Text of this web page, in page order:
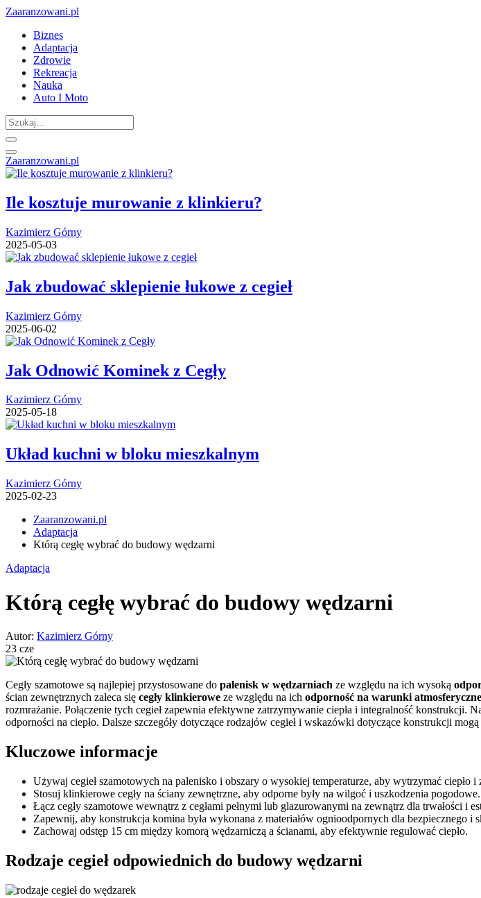
Zaaranzowani.pl
Biznes
Adaptacja
Zdrowie
Rekreacja
Nauka
Auto I Moto
Zaaranzowani.pl
Ile kosztuje murowanie z klinkieru?
Kazimierz Górny
2025-05-03
Jak zbudować sklepienie łukowe z cegieł
Kazimierz Górny
2025-06-02
Jak Odnowić Kominek z Cegły
Kazimierz Górny
2025-05-18
Układ kuchni w bloku mieszkalnym
Kazimierz Górny
2025-02-23
Zaaranzowani.pl
Adaptacja
Którą cegłę wybrać do budowy wędzarni
Adaptacja
Którą cegłę wybrać do budowy wędzarni
Autor: Kazimierz Górny
23 cze
Cegły szamotowe są najlepiej przystosowane do palenisk w wędzarniach ze względu na ich wysoką
ścian zewnętrznych zaleca się cegły klinkierowe ze względu na ich odporność na warunki atmosferyczne
rozmrażanie. Połączenie tych cegieł zapewnia efektywne zatrzymywanie ciepła i integralność
odporności na ciepło. Dalsze szczegóły dotyczące rodzajów cegieł i wskazówki dotyczące konstrukcji
Kluczowe informacje
Używaj cegieł szamotowych na palenisko i obszary o wysokiej temperaturze, aby wytrzymać ciepło i
Stosuj klinkierowe cegły na ściany zewnętrzne, aby odporne były na wilgoć i uszkodzenia pogodowe.
Łącz cegły szamotowe wewnątrz z cegłami pełnymi lub glazurowanymi na zewnątrz dla trwałości i
Zapewnij, aby konstrukcja komina była wykonana z materiałów ognioodpornych dla bezpiecznego i
Zachowaj odstęp 15 cm między komorą wędzarniczą a ścianami, aby efektywnie regulować ciepło.
Rodzaje cegieł odpowiednich do budowy wędzarni